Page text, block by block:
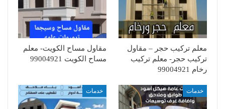
معلم تركيب حجر – مقاول
تركيب حجر- معلم تركيب
رخام 99004921
مقاول مساح الكويت- معلم
مساح الكويت 99004921
خدمات خدمات